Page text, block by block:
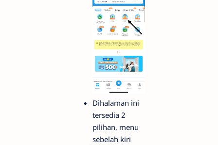
Dihalaman ini
tersedia 2
pilihan, menu
sebelah kiri